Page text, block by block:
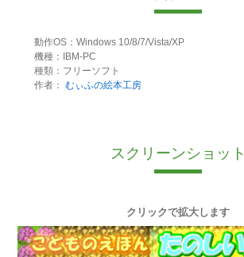
動作OS：Windows 10/8/7/Vista/XP
機種：IBM-PC
種類：フリーソフト
作者： むぃふの絵本工房
スクリーンショット
クリックで拡大します